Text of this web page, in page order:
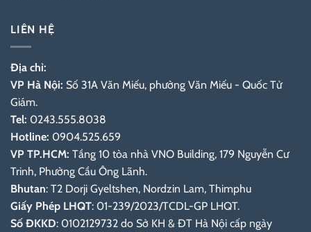
LIÊN HỆ
Địa chỉ:
VP Hà Nội: Số 31A Văn Miếu, phường Văn Miếu - Quốc Tử
Giám.
Tel: 0243.555.8038
Hotline: 0904.525.659
VP TP.HCM: Tầng 10 tòa nhà VNO Building, 179 Nguyễn Cư
Trinh, Phường Cầu Ông Lãnh.
Bhutan: T2 Dorji Gyeltshen, Nordzin Lam, Thimphu
Giấy Phép LHQT: 01-239/2023/TCDL-GP LHQT.
Số ĐKKD: 0102129732 do Sở KH & ĐT Hà Nội cấp ngày